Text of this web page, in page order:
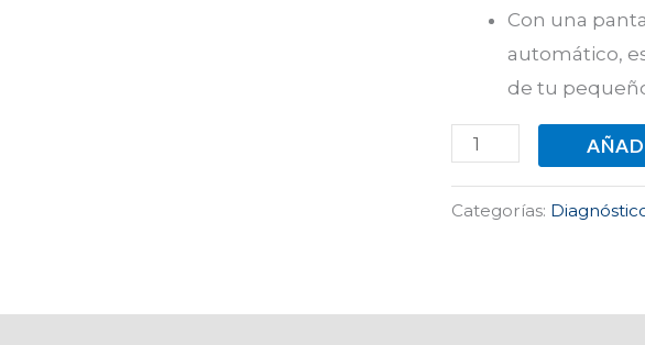
Con una
automático,
de tu
Categorías: